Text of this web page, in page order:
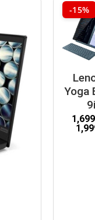
-15%
Yoga
9i